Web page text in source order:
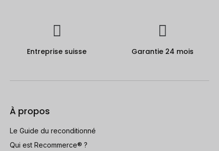
Entreprise suisse Garantie 24 mois
À propos
Le Guide du reconditionné
Qui est Recommerce® ?